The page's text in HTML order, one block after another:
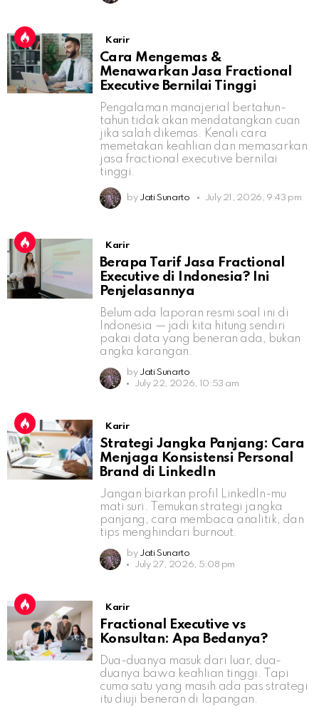
Karir
Cara Mengemas &
Menawarkan Jasa Fractional
Executive Bernilai Tinggi
Pengalaman manajerial bertahun-
tahun tidak akan mendatangkan cuan
jika salah dikemas. Kenali cara
memetakan keahlian dan memasarkan
jasa fractional executive bernilai
tinggi.
by Jati Sunarto July 21, 2026, 9:43 pm
Karir
Berapa Tarif Jasa Fractional
Executive di Indonesia? Ini
Penjelasannya
Belum ada laporan resmi soal ini di
Indonesia — jadi kita hitung sendiri
pakai data yang beneran ada, bukan
angka karangan.
by Jati Sunarto
July 22, 2026, 10:53 am
Karir
Strategi Jangka Panjang: Cara
Menjaga Konsistensi Personal
Brand di LinkedIn
Jangan biarkan profil LinkedIn-mu
mati suri. Temukan strategi jangka
panjang, cara membaca analitik, dan
tips menghindari burnout.
by Jati Sunarto
July 27, 2026, 5:08 pm
Karir
Fractional Executive vs
Konsultan: Apa Bedanya?
Dua-duanya masuk dari luar, dua-
duanya bawa keahlian tinggi. Tapi
cuma satu yang masih ada pas strategi
itu diuji beneran di lapangan.